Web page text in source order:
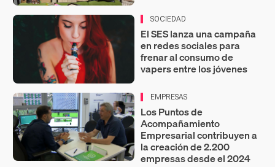
SOCIEDAD
El SES lanza una campaña
en redes sociales para
frenar al consumo de
vapers entre los jóvenes
EMPRESAS
Los Puntos de
Acompañamiento
Empresarial contribuyen a
la creación de 2.200
empresas desde el 2024